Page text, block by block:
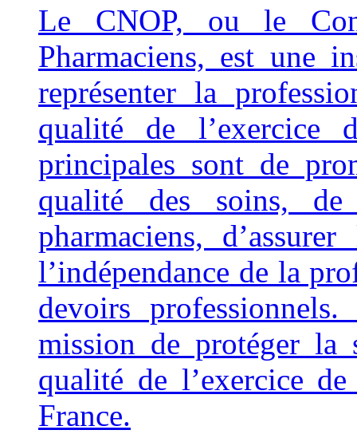
Le CNOP, ou le
Pharmaciens, est une
représenter la
qualité de l’exercice
principales sont de
qualité des soins,
pharmaciens,
l’indépendance de la
devoirs
mission de protéger la
qualité de l’exercice
France.